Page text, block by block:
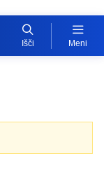
Išči Meni